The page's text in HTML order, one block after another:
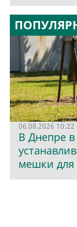
06.08.2026 10:22
В Днепре в
мешки для